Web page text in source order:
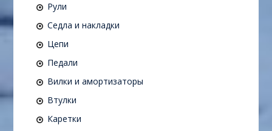
Рули
Седла и накладки
Цепи
Педали
Вилки и амортизаторы
Втулки
Каретки